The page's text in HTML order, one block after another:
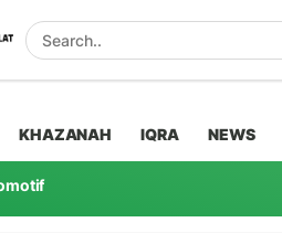
KHAZANAH IQRA NEWS